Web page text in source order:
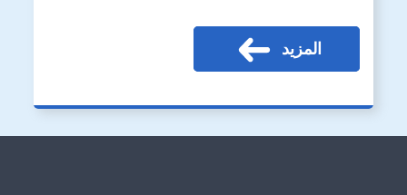
المزيد